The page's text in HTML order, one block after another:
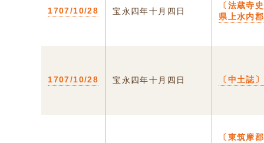
1707/10/28 宝永四年十月四日
〔法蔵寺
県上水内
1707/10/28 宝永四年十月四日 〔中土誌
〔東筑摩